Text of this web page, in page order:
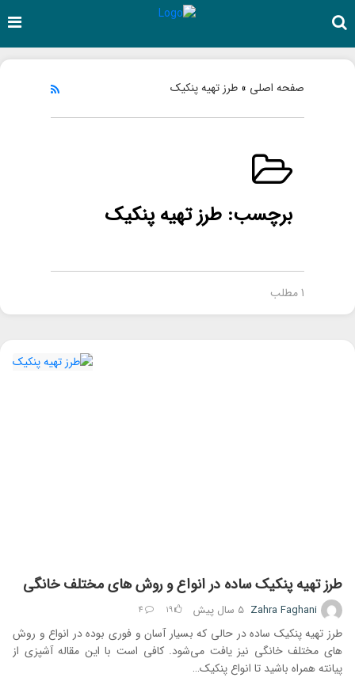
صفحه اصلی » طرز تهیه پنکیک
برچسب: طرز تهیه پنکیک
1 مطلب
طرز تهیه پنکیک ساده در انواع و روش های مختلف خانگی
Zahra Faghani 5 سال پیش 19
4
طرز تهیه پنکیک ساده در حالی که بسیار آسان و فوری بوده در انواع و روش
های مختلف خانگی نیز یافت می‌شود. کافی است با این مقاله آشپزی از
پیانته همراه باشید تا انواع پنکیک…